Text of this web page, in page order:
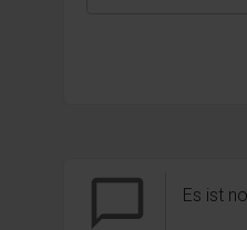
chat_bubble_outline Es ist